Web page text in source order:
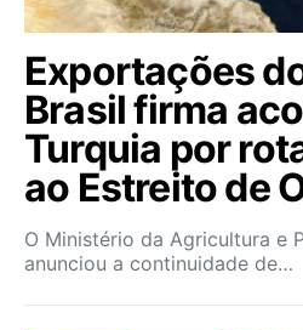
Exportações
Brasil firma
Turquia por
ao Estreito de
O Ministério da Agricultura e
anunciou a continuidade de…